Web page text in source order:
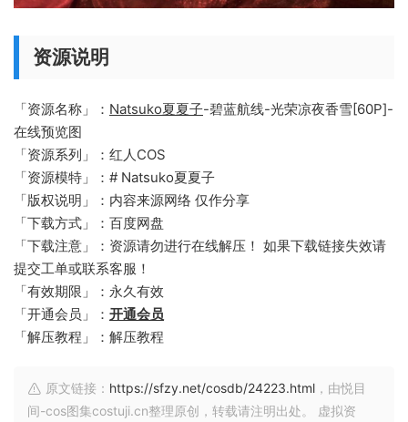
资源说明
「资源名称」： Natsuko夏夏子-碧蓝航线-光荣凉夜香雪[60P]-
在线预览图
「资源系列」：红人COS
「资源模特」：# Natsuko夏夏子
「版权说明」：内容来源网络 仅作分享
「下载方式」：百度网盘
「下载注意」：资源请勿进行在线解压！ 如果下载链接失效请
提交工单或联系客服！
「有效期限」：永久有效
「开通会员」： 开通会员
「解压教程」：解压教程
原文链接： https://sfzy.net/cosdb/24223.html ，由悦目
间-cos图集costuji.cn整理原创，转载请注明出处。 虚拟资